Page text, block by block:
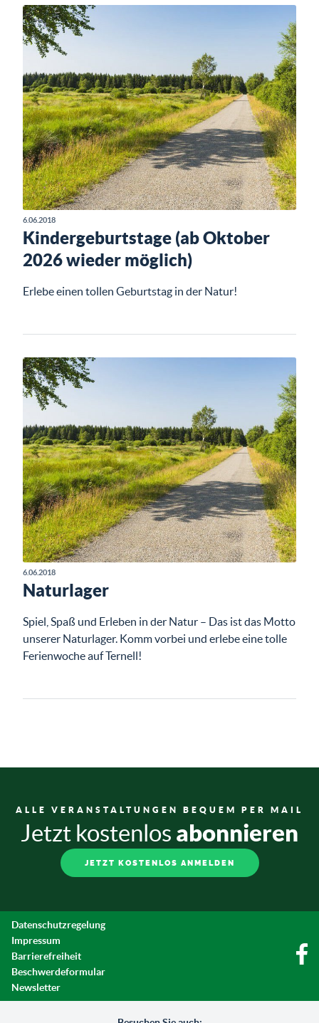
6.06.2018
Kindergeburtstage (ab Oktober
2026 wieder möglich)
Erlebe einen tollen Geburtstag in der Natur!
6.06.2018
Naturlager
Spiel, Spaß und Erleben in der Natur – Das ist das Motto
unserer Naturlager. Komm vorbei und erlebe eine tolle
Ferienwoche auf Ternell!
ALLE VERANSTALTUNGEN BEQUEM PER MAIL
Jetzt kostenlos abonnieren
JETZT KOSTENLOS ANMELDEN
Datenschutzregelung
Impressum
Barrierefreiheit
Beschwerdeformular
Newsletter